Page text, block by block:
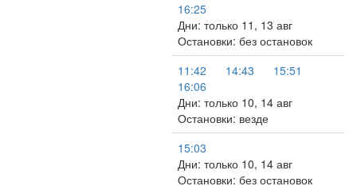
16:25
Дни: только 11, 13 авг
Остановки: без остановок
11:42
14:43
15:51
16:06
Дни: только 10, 14 авг
Остановки: везде
15:03
Дни: только 10, 14 авг
Остановки: без остановок